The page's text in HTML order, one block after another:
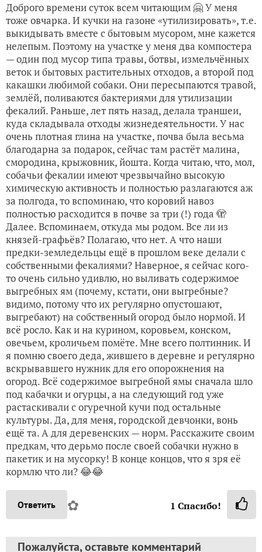
Доброго времени суток всем читающим 🤗 У меня
тоже овчарка. И кучки на газоне «утилизировать», т.е.
выкидывать вместе с бытовым мусором, мне кажется
нелепым. Поэтому на участке у меня два компостера
— один под мусор типа травы, ботвы, измельчённых
веток и бытовых растительных отходов, а второй под
какашки любимой собаки. Они пересыпаются травой,
землёй, поливаются бактериями для утилизации
фекалий. Раньше, лет пять назад, делала траншеи,
куда складывала отходы жизнедеятельности. У нас
очень плотная глина на участке, почва была весьма
благодарна за подарок, сейчас там растёт малина,
смородина, крыжовник, йошта. Когда читаю, что, мол,
собачьи фекалии имеют чрезвычайно высокую
химическую активность и полностью разлагаются аж
за полгода, то вспоминаю, что коровий навоз
полностью расходится в почве за три (!) года 🫣
Далее. Вспоминаем, откуда мы родом. Все ли из
князей-графьёв? Полагаю, что нет. А что наши
предки-земледельцы ещё в прошлом веке делали с
собственными фекалиями? Наверное, я сейчас кого-
то очень сильно удивлю, но выливать содержимое
выгребных ям (почему, кстати, они выгребные?
видимо, потому что их регулярно опустошают,
выгребают) на собственный огород было нормой. И
всё росло. Как и на курином, коровьем, конском,
овечьем, кроличьем помёте. Мне всего полтинник. И
я помню своего деда, жившего в деревне и регулярно
вскрывавшего нужник для его опорожнения на
огород. Всё содержимое выгребной ямы сначала шло
под кабачки и огурцы, а на следующий год уже
растаскивали с огуречной кучи под остальные
культуры. Да, для меня, городской девчонки, вонь
ещё та. А для деревенских — норм. Расскажите своим
предкам, что дерьмо после своей собачки нужно в
пакетик и на мусорку! В конце концов, что я зря её
кормлю что ли? 😂😂
Ответить ✿ 1 Спасибо!
Пожалуйста, оставьте комментарий